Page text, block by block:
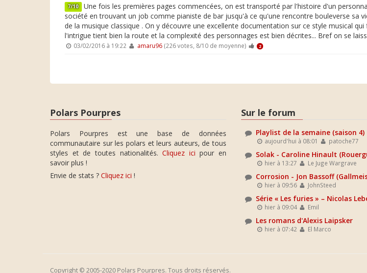
7/10 Une fois les premières pages commencées, on est transporté par l'histoire d'un
société en trouvant un job comme pianiste de bar jusqu'à ce qu'une rencontre bouleverse sa
de la musique classique . On y découvre une excellente documentation sur ce style musical
l'intrigue tient bien la route et la complexité des personnages est bien décrites... Bref on se
03/02/2016 à 19:22 amaru96(226 votes, 8/10 de moyenne) 2
Polars Pourpres
Polars Pourpres est une base de données
communautaire sur les polars et leurs auteurs, de tous
styles et de toutes nationalités.Cliquez ici pour en
savoir plus !
Envie de stats ? Cliquez ici !
Sur le forum
Playlist de la semaine (saison 4)
aujourd'hui à 08:01 patoche77
Solak - Caroline Hinault
hier à 13:27 Le Juge Wargrave
Corrosion - Jon Bassoff
hier à 09:56 JohnSteed
Série « Les furies » – Nicolas
hier à 09:04 Emil
Les romans d'Alexis Laipsker
hier à 07:42 El Marco
Copyright © 2005-2020 Polars Pourpres. Tous droits réservés.